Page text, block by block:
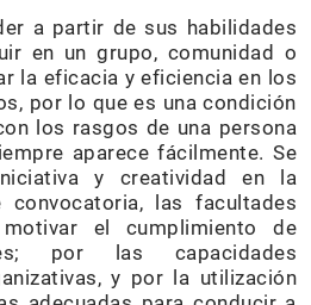
a partir de sus habilidades
en un grupo, comunidad o
la eficacia y eficiencia en los
por lo que es una condición
los rasgos de una persona
aparece fácilmente. Se
y creatividad en la
las facultades
el cumplimiento de
por las capacidades
y por la utilización